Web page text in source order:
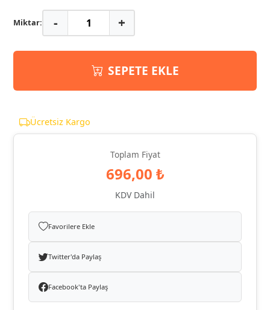
Miktar: - +
SEPETE EKLE
Ücretsiz Kargo
Toplam Fiyat
696,00 ₺
KDV Dahil
Favorilere Ekle
Twitter'da Paylaş
Facebook'ta Paylaş